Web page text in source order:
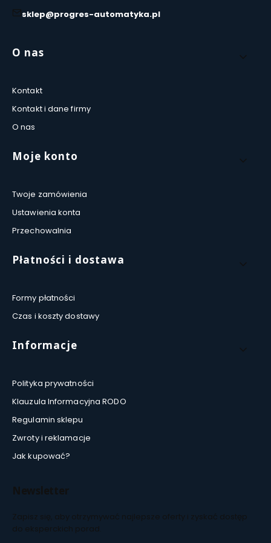
sklep@progres-automatyka.pl
Linki w stopce
O nas
Kontakt
Kontakt i dane firmy
O nas
Moje konto
Twoje zamówienia
Ustawienia konta
Przechowalnia
Płatności i dostawa
Formy płatności
Czas i koszty dostawy
Informacje
Polityka prywatności
Klauzula Informacyjna RODO
Regulamin sklepu
Zwroty i reklamacje
Jak kupować?
Newsletter
Zapisz się, aby otrzymywać najlepsze oferty i zyskać dostęp
do eksperckich porad.